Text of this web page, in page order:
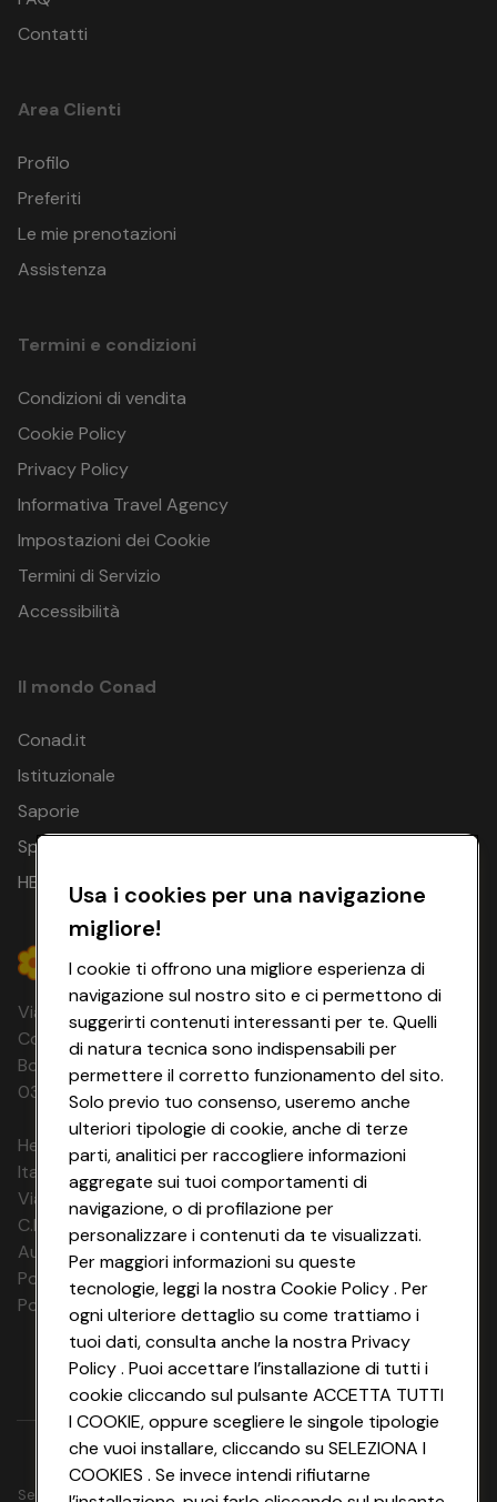
Contatti
Area Clienti
Profilo
Preferiti
Le mie prenotazioni
Assistenza
Termini e condizioni
Condizioni di vendita
Cookie Policy
Privacy Policy
Informativa Travel Agency
Impostazioni dei Cookie
Termini di Servizio
Accessibilità
Il mondo Conad
Conad.it
Istituzionale
Saporie
Spesa Online
HEYCONAD
Via Michelino, 59 | 40127 BOLOGNA
Codice Fiscale e Registro Imprese di
Bologna 00865960157 PARTITA IVA
03320960374 CONAD SOC. COOP.
HeyConad Viaggi è un servizio gestito da
Italia Travel Marketing S.r.l.
Via Chiesolina 8 | 37066 Sommacampagna (VR)
C.F. e P.IVA: 03816060234
Aut. Prov Verona n. 4737/10
Polizza Ass. RC n. 177765037
Polizza Ass. Protection n. 6006000083/F
Seguici su
Usa i cookies per una navigazione
migliore!
I cookie ti offrono una migliore esperienza di
navigazione sul nostro sito e ci permettono di
suggerirti contenuti interessanti per te. Quelli
di natura tecnica sono indispensabili per
permettere il corretto funzionamento del sito.
Solo previo tuo consenso, useremo anche
ulteriori tipologie di cookie, anche di terze
parti, analitici per raccogliere informazioni
aggregate sui tuoi comportamenti di
navigazione, o di profilazione per
personalizzare i contenuti da te visualizzati.
Per maggiori informazioni su queste
tecnologie, leggi la nostra Cookie Policy . Per
ogni ulteriore dettaglio su come trattiamo i
tuoi dati, consulta anche la nostra Privacy
Policy . Puoi accettare l’installazione di tutti i
cookie cliccando sul pulsante ACCETTA TUTTI
I COOKIE, oppure scegliere le singole tipologie
che vuoi installare, cliccando su SELEZIONA I
COOKIES . Se invece intendi rifiutarne